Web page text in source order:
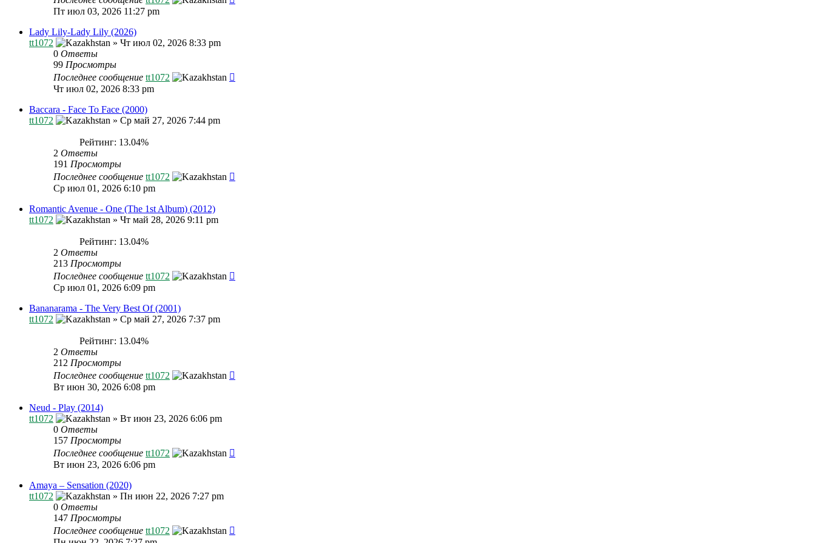
Пт июл 03, 2026 11:27 pm
Lady Lily-Lady Lily (2026)
tt1072
» Чт июл 02, 2026 8:33 pm
0 Ответы
99 Просмотры
Последнее сообщение tt1072
Чт июл 02, 2026 8:33 pm
Baccara - Face To Face (2000)
tt1072
» Ср май 27, 2026 7:44 pm
Рейтинг: 13.04%
2 Ответы
191 Просмотры
Последнее сообщение tt1072
Ср июл 01, 2026 6:10 pm
Romantic Avenue - One (The 1st Album) (2012)
tt1072
» Чт май 28, 2026 9:11 pm
Рейтинг: 13.04%
2 Ответы
213 Просмотры
Последнее сообщение tt1072
Ср июл 01, 2026 6:09 pm
Bananarama - The Very Best Of (2001)
tt1072
» Ср май 27, 2026 7:37 pm
Рейтинг: 13.04%
2 Ответы
212 Просмотры
Последнее сообщение tt1072
Вт июн 30, 2026 6:08 pm
Neud - Play (2014)
tt1072
» Вт июн 23, 2026 6:06 pm
0 Ответы
157 Просмотры
Последнее сообщение tt1072
Вт июн 23, 2026 6:06 pm
Amaya – Sensation (2020)
tt1072
» Пн июн 22, 2026 7:27 pm
0 Ответы
147 Просмотры
Последнее сообщение tt1072